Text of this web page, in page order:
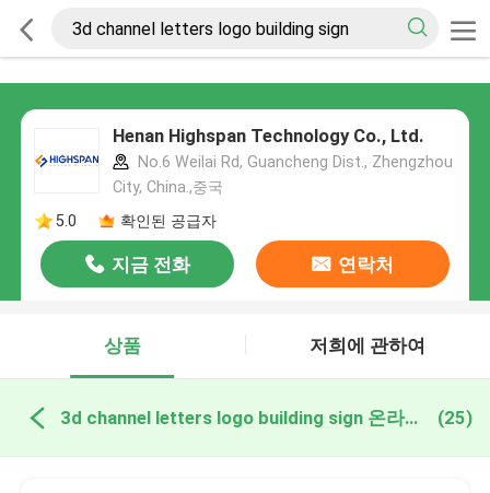
Henan Highspan Technology Co., Ltd.
No.6 Weilai Rd, Guancheng Dist., Zhengzhou
City, China.,중국
5.0
확인된 공급자
지금 전화 연락처
상품 저희에 관하여
3d channel letters logo building sign 온라인 제조 (25)